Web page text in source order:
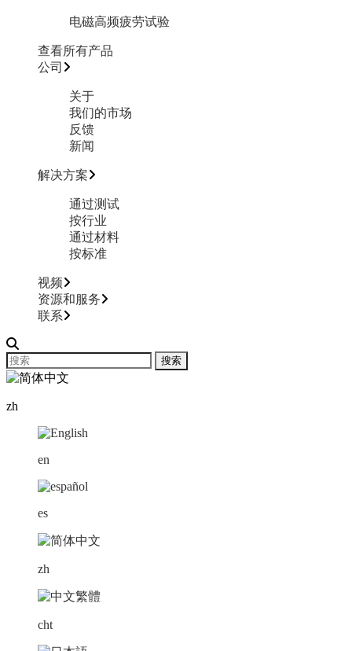
电磁高频疲劳试验
查看所有产品
公司
关于
我们的市场
反馈
新闻
解决方案
通过测试
按行业
通过材料
按标准
视频
资源和服务
联系
zh
en
es
zh
cht